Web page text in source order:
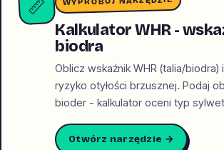
📏
Kalkulator WHR -
biodra
Oblicz wskaźnik WHR (talia/biodra)
ryzyko otyłości brzusznej. Podaj
bioder - kalkulator oceni typ
Otwórz narzędzie →